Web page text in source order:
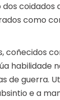
coidados
como
coñecidos
habilidade
de guerra.
e a